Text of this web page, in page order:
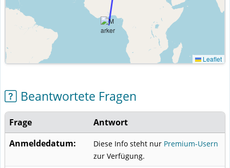
Leaflet
Beantwortete Fragen
Frage
Antwort
Anmeldedatum:
Diese Info steht nur Premium-Usern
zur Verfügung.